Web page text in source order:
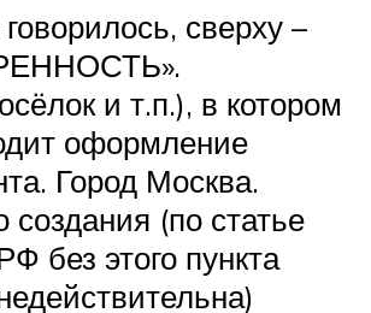
сверху –
и т.п.), в котором
оформление
Город Москва.
создания (по статье
без этого пункта